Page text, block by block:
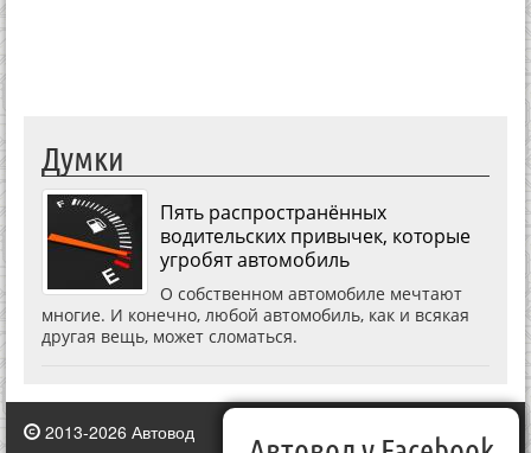
Думки
Пять распространённых
водительских привычек, которые
угробят автомобиль
О собственном автомобиле мечтают
многие. И конечно, любой автомобиль, как и всякая
другая вещь, может сломаться.
2013-2026 Автовод